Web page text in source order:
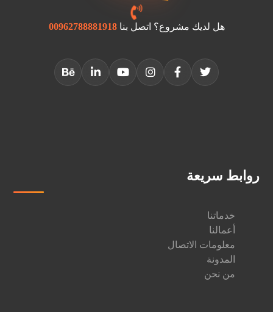
هل لديك مشروع؟ اتصل بنا00962788881918
روابط سريعة
خدماتنا
أعمالنا
معلومات الاتصال
المدونة
من نحن